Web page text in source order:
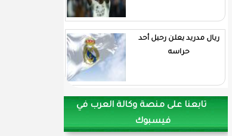
ريال مدريد يعلن رحيل أحد
حراسه
تابعنا على منصة وكالة العرب في
فيسبوك